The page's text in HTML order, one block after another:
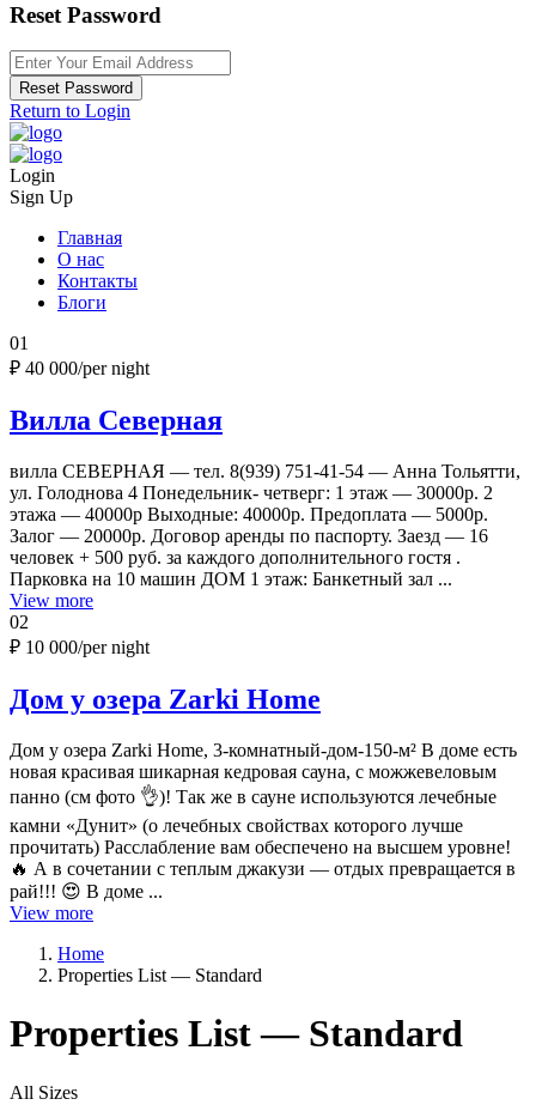
Reset Password
Reset Password
Return to Login
Login
Sign Up
Главная
О нас
Контакты
Блоги
01
₽ 40 000/per night
Вилла Северная
вилла СЕВЕРНАЯ — тел. 8(939) 751-41-54 — Анна Тольятти,
ул. Голоднова 4 Понедельник- четверг: 1 этаж — 30000р. 2
этажа — 40000р Выходные: 40000р. Предоплата — 5000р.
Залог — 20000р. Договор аренды по паспорту. Заезд — 16
человек + 500 руб. за каждого дополнительного гостя .
Парковка на 10 машин ДОМ 1 этаж: Банкетный зал ...
View more
02
₽ 10 000/per night
Дом у озера Zarki Home
Дом у озера Zarki Home, 3-комнатный-дом-150-м² В доме есть
новая красивая шикарная кедровая сауна, с можжевеловым
панно (см фото 👌)! Так же в сауне используются лечебные
камни «Дунит» (о лечебных свойствах которого лучше
прочитать) Расслабление вам обеспечено на высшем уровне!
🔥 А в сочетании с теплым джакузи — отдых превращается в
рай!!! 😍 В доме ...
View more
Home
Properties List — Standard
Properties List — Standard
All Sizes